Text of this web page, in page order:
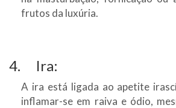
frutos da luxúria.
4. Ira:
A ira está ligada ao apetite
inflamar-se em raiva e ódio,